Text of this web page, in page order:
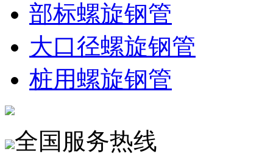
部标螺旋钢管
大口径螺旋钢管
桩用螺旋钢管
全国服务热线